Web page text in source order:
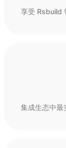
享受 Rsbuild
集成生态中最